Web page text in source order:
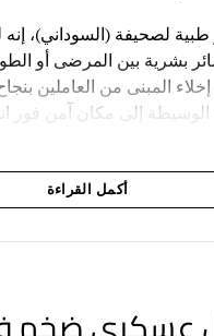
لصحيفة (السوداني)، إنه
بشرية بين المرضى أو
إخلاء المبنى من العاملين
إلى مكان آمن فور
أكمل القراءة